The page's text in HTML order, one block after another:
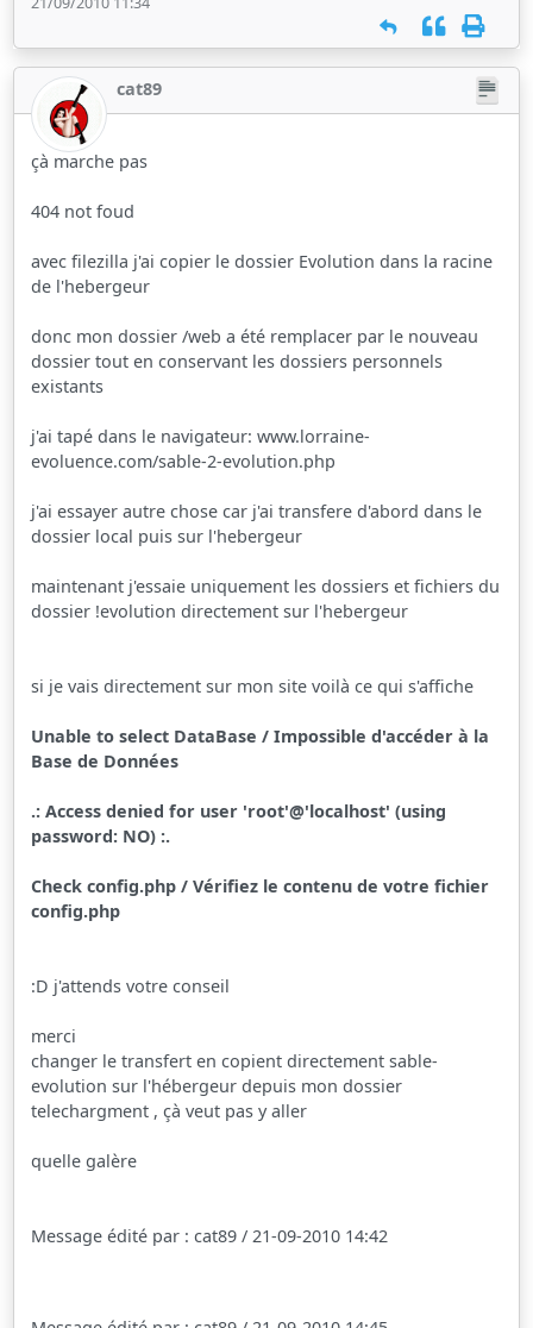
cat89
çà marche pas
404 not foud
avec filezilla j'ai copier le dossier Evolution dans la racine
de l'hebergeur
donc mon dossier /web a été remplacer par le nouveau
dossier tout en conservant les dossiers personnels
existants
j'ai tapé dans le navigateur: www.lorraine-
evoluence.com/sable-2-evolution.php
j'ai essayer autre chose car j'ai transfere d'abord dans le
dossier local puis sur l'hebergeur
maintenant j'essaie uniquement les dossiers et fichiers du
dossier !evolution directement sur l'hebergeur
si je vais directement sur mon site voilà ce qui s'affiche
Unable to select DataBase / Impossible d'accéder à la
Base de Données
.: Access denied for user 'root'@'localhost' (using
password: NO) :.
Check config.php / Vérifiez le contenu de votre fichier
config.php
:D j'attends votre conseil
merci
changer le transfert en copient directement sable-
evolution sur l'hébergeur depuis mon dossier
telechargment , çà veut pas y aller
quelle galère
Message édité par : cat89 / 21-09-2010 14:42